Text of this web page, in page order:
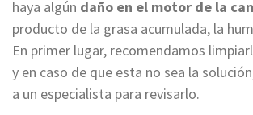
haya algún daño en el motor de la
producto de la grasa acumulada, la
En primer lugar, recomendamos
y en caso de que esta no sea la
a un especialista para revisarlo.